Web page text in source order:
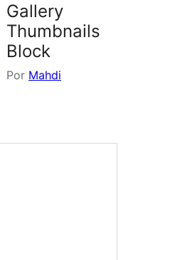
Gallery
Thumbnails
Block
Por Mahdi